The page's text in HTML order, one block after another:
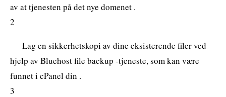
av at tjenesten på det nye domenet .
2
Lag en sikkerhetskopi av dine eksisterende filer ved
hjelp av Bluehost file backup -tjeneste, som kan være
funnet i cPanel din .
3